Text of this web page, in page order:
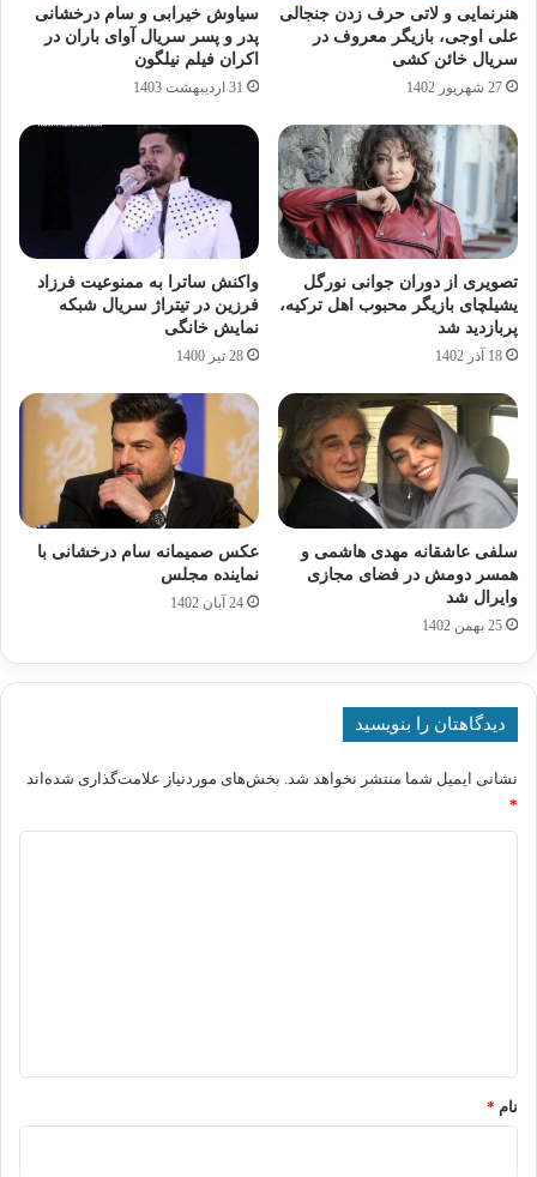
هنرنمایی و لاتی حرف زدن جنجالی
علی اوجی، بازیگر معروف در
سریال خائن کشی
27 شهریور 1402
سیاوش خیرابی و سام درخشانی
پدر و پسر سریال آوای باران در
اکران فیلم نیلگون
31 اردیبهشت 1403
تصویری از دوران جوانی نورگل
یشیلچای بازیگر محبوب اهل ترکیه،
پربازدید شد
18 آذر 1402
واکنش ساترا به ممنوعیت فرزاد
فرزین در تیتراژ سریال شبکه
نمایش خانگی
28 تیر 1400
سلفی عاشقانه مهدی هاشمی و
همسر دومش در فضای مجازی
وایرال شد
25 بهمن 1402
عکس صمیمانه سام درخشانی با
نماینده مجلس
24 آبان 1402
دیدگاهتان را بنویسید
نشانی ایمیل شما منتشر نخواهد شد. بخش‌های موردنیاز علامت‌گذاری شده‌اند
*
نام *